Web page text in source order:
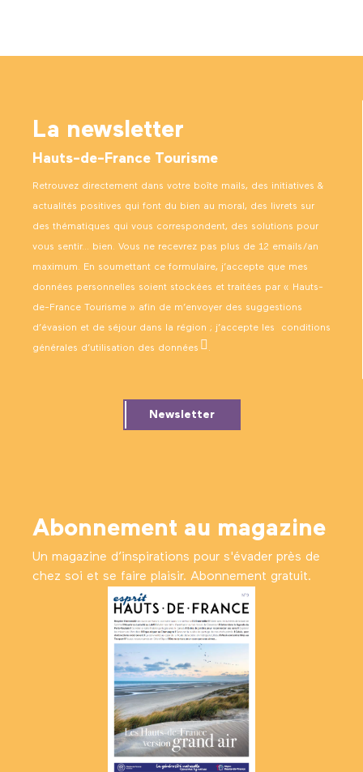
La newsletter
Hauts-de-France Tourisme
Retrouvez directement dans votre boîte mails, des initiatives &
actualités positives qui font du bien au moral, des livrets sur
des thématiques qui vous correspondent, des solutions pour
vous sentir… bien. Vous ne recevrez pas plus de 12 emails/an
maximum. En soumettant ce formulaire, j’accepte que mes
données personnelles soient stockées et traitées par « Hauts-
de-France Tourisme » afin de m’envoyer des suggestions
d’évasion et de séjour dans la région ; j’accepte les conditions
générales d’utilisation des données .
Newsletter
Abonnement au magazine
Un magazine d’inspirations pour s'évader près de
chez soi et se faire plaisir. Abonnement gratuit.